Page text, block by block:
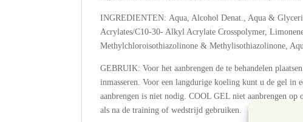
INGREDIENTEN: Aqua, Alcohol Denat., Aqua &
Acrylates/C10-30- Alkyl Acrylate Crosspolymer,
Methylchloroisothiazolinone & Methylisothiazolinone,
GEBRUIK: Voor het aanbrengen de te behandelen
inmasseren. Voor een langdurige koeling kunt u de gel in
aanbrengen is niet nodig. COOL GEL niet aanbrengen
als na de training of wedstrijd gebruiken.